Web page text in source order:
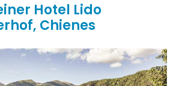
Hotel Lido
Chienes